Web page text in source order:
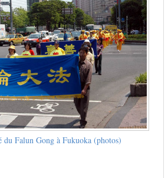
du Falun Gong à Fukuoka (photos)